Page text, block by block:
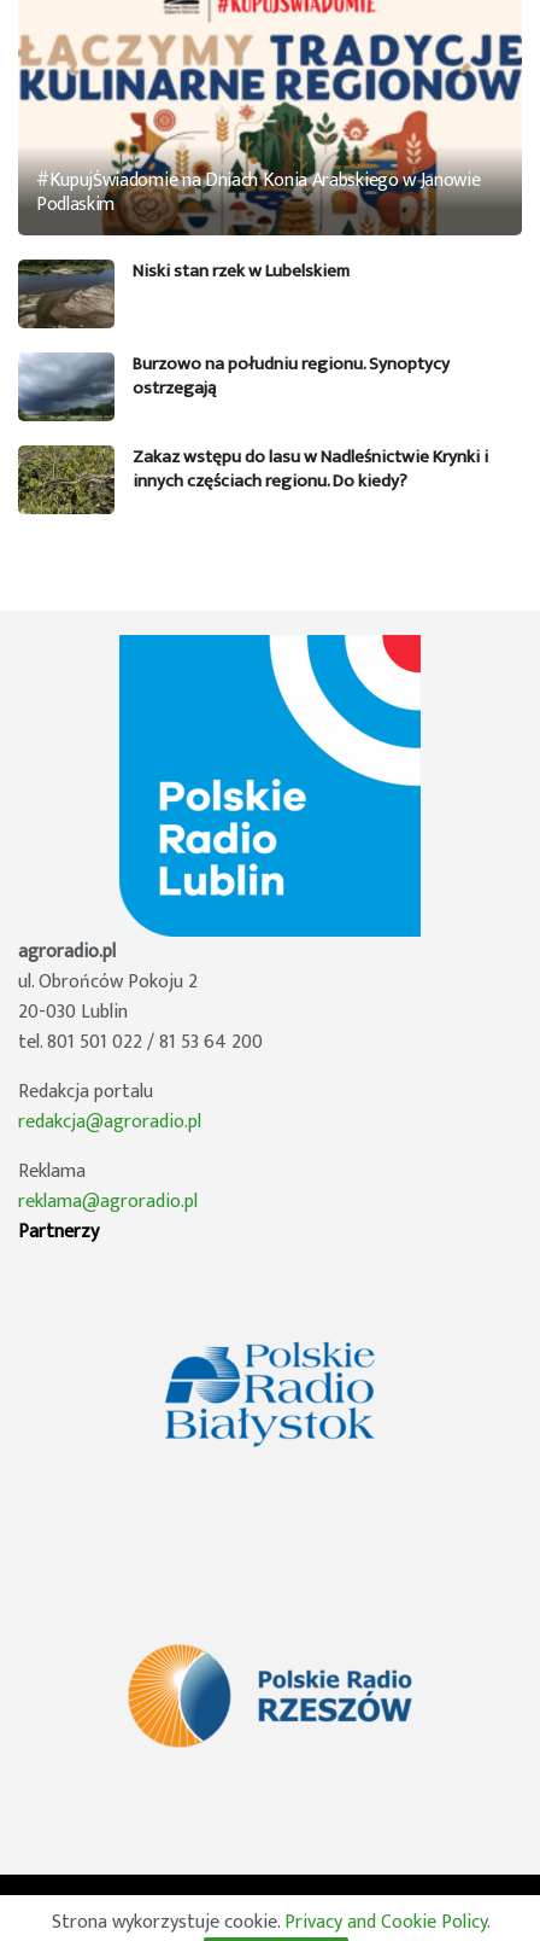
#KupujŚwiadomie na Dniach Konia Arabskiego w Janowie
Podlaskim
Niski stan rzek w Lubelskiem
Burzowo na południu regionu. Synoptycy
ostrzegają
Zakaz wstępu do lasu w Nadleśnictwie Krynki i
innych częściach regionu. Do kiedy?
agroradio.pl
ul. Obrońców Pokoju 2
20-030 Lublin
tel. 801 501 022 / 81 53 64 200
Redakcja portalu
redakcja@agroradio.pl
Reklama
reklama@agroradio.pl
Partnerzy
© 2026 Wszelkie prawa zastrzeżone. Radio Lublin S.A. w
Strona wykorzystuje cookie.Privacy and Cookie Policy.